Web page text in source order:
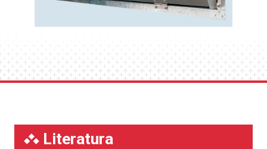
Literatura